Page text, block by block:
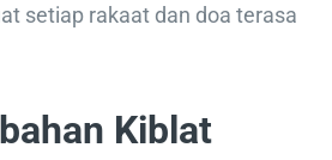
setiap rakaat dan doa terasa
Kiblat